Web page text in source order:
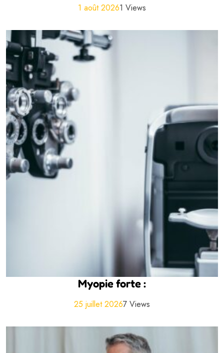
1 août 20261 Views
Myopie forte :
25 juillet 20267 Views